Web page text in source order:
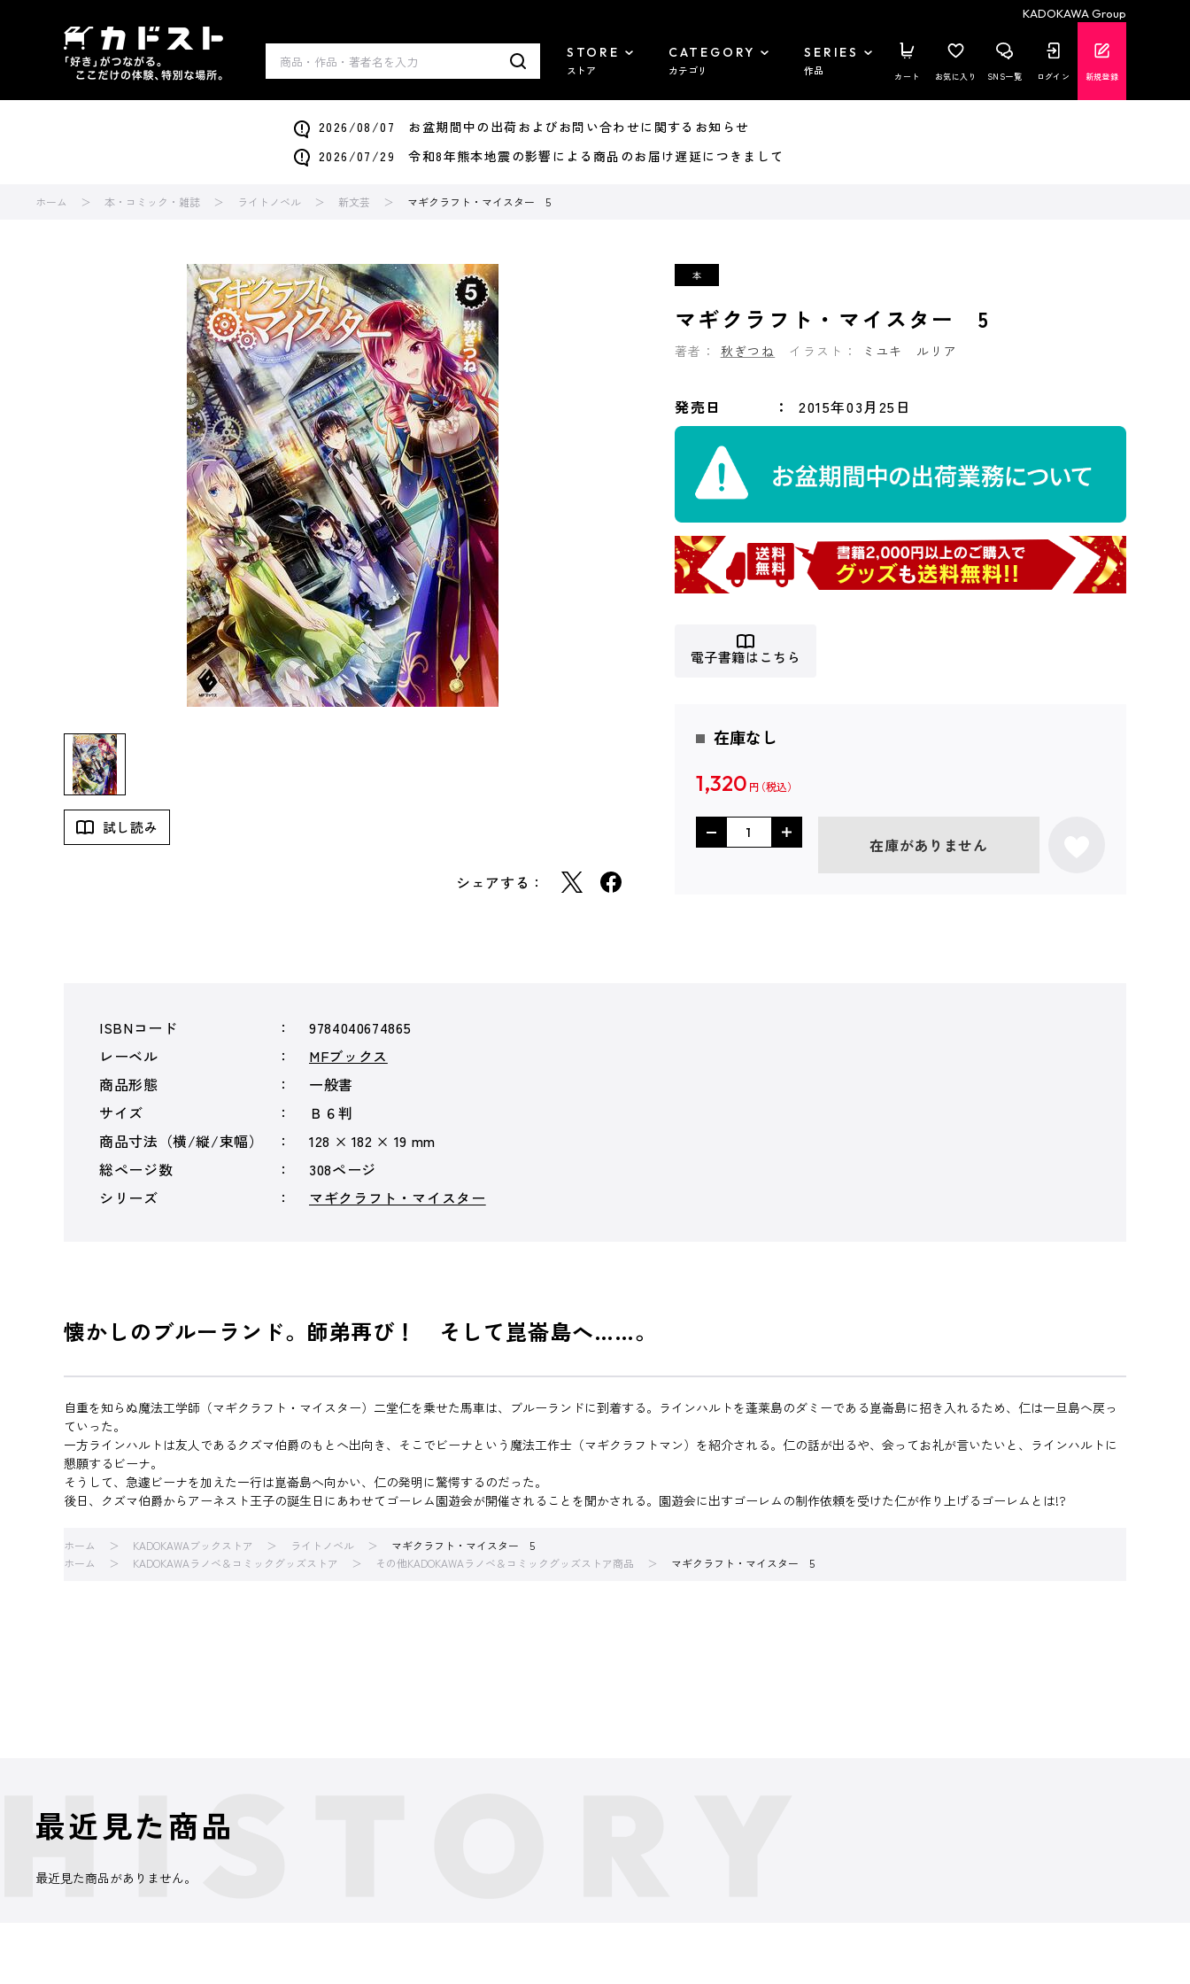
KADOKAWA Group
STORE
ストア
CATEGORY
カテゴリ
SERIES
作品 カート お気に入り SNS一覧 ログイン 新規登録
2026/08/07 お盆期間中の出荷およびお問い合わせに関するお知らせ
2026/07/29 令和8年熊本地震の影響による商品のお届け遅延につきまして
ホーム 本・コミック・雑誌 ライトノベル 新文芸 マギクラフト・マイスター 5
試し読み
シェアする：
マギクラフト・マイスター 5
著者： 秋ぎつね イラスト： ミユキ ルリア
発売日 2015年03月25日
電子書籍はこちら
在庫なし
1,320 円
在庫がありません
ISBNコード
9784040674865
レーベル
MFブックス
商品形態
一般書
サイズ
Ｂ６判
商品寸法（横/縦/束幅）
128 × 182 × 19 mm
総ページ数
308ページ
シリーズ
マギクラフト・マイスター
懐かしのブルーランド。師弟再び！ そして崑崙島へ……。
自重を知らぬ魔法工学師（マギクラフト・マイスター）二堂仁を乗せた馬車は、ブルーランドに到着する。ラインハルトを蓬莱島のダミーである崑崙島に招き入れるため、仁は一旦島へ戻っ
ていった。
一方ラインハルトは友人であるクズマ伯爵のもとへ出向き、そこでビーナという魔法工作士（マギクラフトマン）を紹介される。仁の話が出るや、会ってお礼が言いたいと、ラインハルトに
懇願するビーナ。
そうして、急遽ビーナを加えた一行は崑崙島へ向かい、仁の発明に驚愕するのだった。
後日、クズマ伯爵からアーネスト王子の誕生日にあわせてゴーレム園遊会が開催されることを聞かされる。園遊会に出すゴーレムの制作依頼を受けた仁が作り上げるゴーレムとは!?
ホーム KADOKAWAブックストア ライトノベル
マギクラフト・マイスター 5
ホーム
KADOKAWAラノベ＆コミックグッズストア その他KADOKAWAラノベ＆コミックグッズストア商品 マギクラフト・マイスター 5
最近見た商品
最近見た商品がありません。